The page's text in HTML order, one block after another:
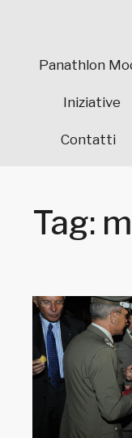
Panathlon
Iniziative
Contatti
Tag: